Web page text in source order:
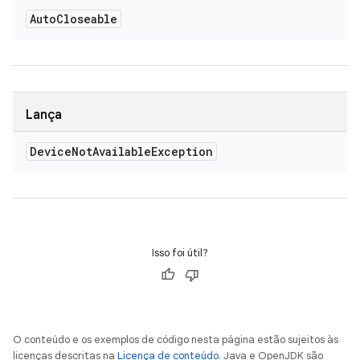
AutoCloseable
Lança
DeviceNotAvailableException
Isso foi útil?
O conteúdo e os exemplos de código nesta página estão sujeitos às
licenças descritas na Licença de conteúdo. Java e OpenJDK são